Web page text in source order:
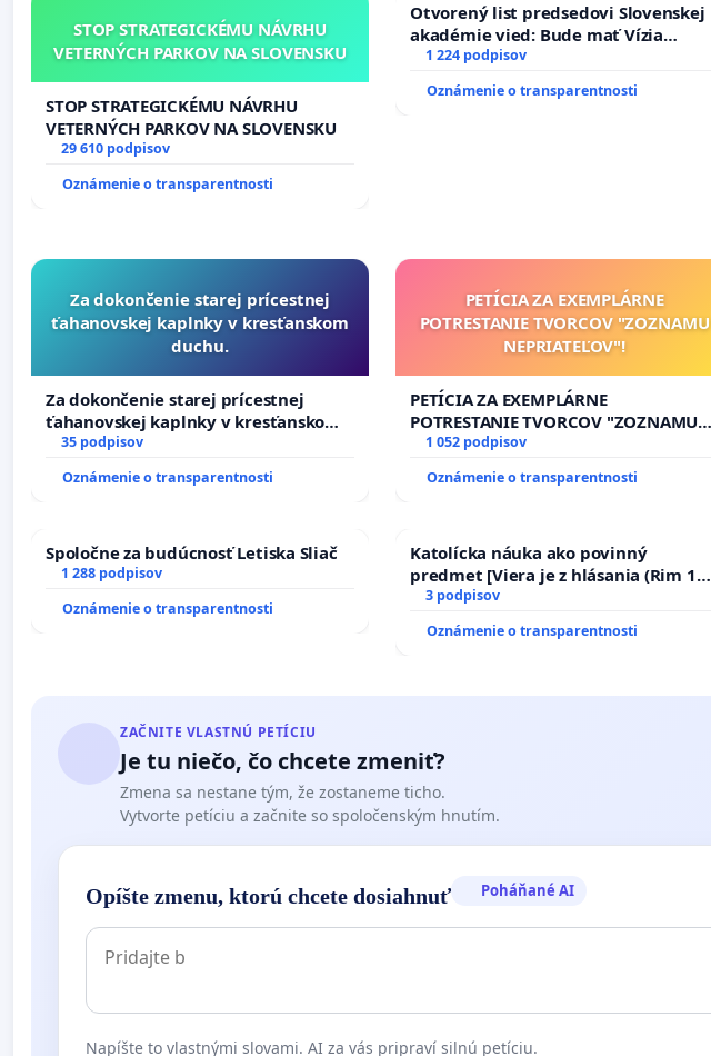
STOP STRATEGICKÉMU NÁVRHU
VETERNÝCH PARKOV NA SLOVENSKU
STOP STRATEGICKÉMU NÁVRHU
VETERNÝCH PARKOV NA SLOVENSKU
29 610 podpisov
Oznámenie o transparentnosti
Otvorený list predsedovi Slovenskej
akadémie vied: Bude mať Vízia
Slovenska 2040 mravnú chrbticu?
1 224 podpisov
Oznámenie o transparentnosti
Za dokončenie starej prícestnej
ťahanovskej kaplnky v kresťanskom
duchu.
Za dokončenie starej prícestnej
ťahanovskej kaplnky v kresťanskom
duchu.
35 podpisov
Oznámenie o transparentnosti
PETÍCIA ZA EXEMPLÁRNE
POTRESTANIE TVORCOV "ZOZNAMU
NEPRIATEĽOV"!
PETÍCIA ZA EXEMPLÁRNE
POTRESTANIE TVORCOV "ZOZNAMU
NEPRIATEĽOV"!
1 052 podpisov
Oznámenie o transparentnosti
Spoločne za budúcnosť Letiska Sliač
1 288 podpisov
Oznámenie o transparentnosti
Katolícka náuka ako povinný
predmet [Viera je z hlásania (Rim 10,
17)]
3 podpisov
Oznámenie o transparentnosti
ZAČNITE VLASTNÚ PETÍCIU
Je tu niečo, čo chcete zmeniť?
Zmena sa nestane tým, že zostaneme ticho.
Vytvorte petíciu a začnite so spoločenským hnutím.
Opíšte zmenu, ktorú chcete dosiahnuť Poháňané AI
Napíšte to vlastnými slovami. AI za vás pripraví silnú petíciu.